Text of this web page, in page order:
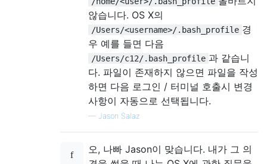
않습니다. OS X의
/Users/<username>/.bash_profile 경
우 예를 들면 다음
/Users/c12/.bash_profile 과 같습니
다. 파일이 존재하지 않으면 파일을 작성
하면 다음 로그인 / 터미널 호출시 변경
사항이 자동으로 선택됩니다.
— Jason Salaz
오, 나빠 Jason이 맞습니다. 내가 그 의